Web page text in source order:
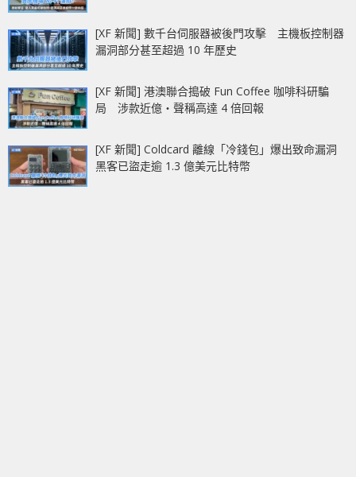
[XF 新聞] 數千台伺服器被後門攻擊 主機板控制器
漏洞部分甚至超過 10 年歷史
[XF 新聞] 港澳聯合搗破 Fun Coffee 咖啡科研騙
局 涉款近億‧聲稱高達 4 倍回報
[XF 新聞] Coldcard 離線「冷錢包」爆出致命漏洞
黑客已盜走逾 1.3 億美元比特幣